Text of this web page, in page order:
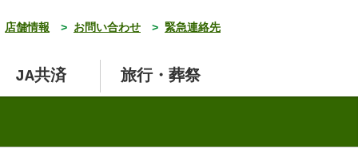
店舗情報 > お問い合わせ > 緊急連絡先
JA共済 旅行・葬祭